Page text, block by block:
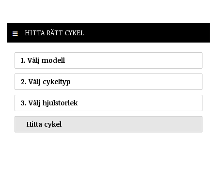
HITTA RÄTT CYKEL
1. Välj modell
2. Välj cykeltyp
3. Välj hjulstorlek